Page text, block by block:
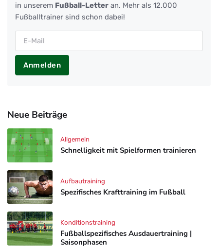
in unserem Fußball-Letter an. Mehr als 12.000
Fußballtrainer sind schon dabei!
Anmelden
Neue Beiträge
Schnelligkeit mit Spielformen trainieren
Allgemein
Spezifisches Krafttraining im Fußball
Aufbautraining
Fußballspezifisches Ausdauertraining |
Saisonphasen
Konditionstraining